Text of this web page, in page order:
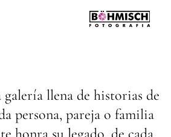
llena de historias de
persona, pareja o familia